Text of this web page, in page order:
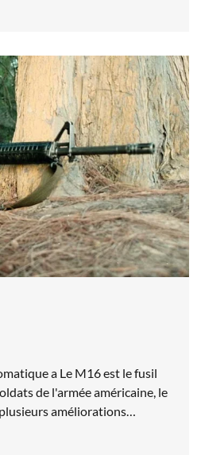
a Le M16 est le fusil
de l'armée américaine, le
améliorations…